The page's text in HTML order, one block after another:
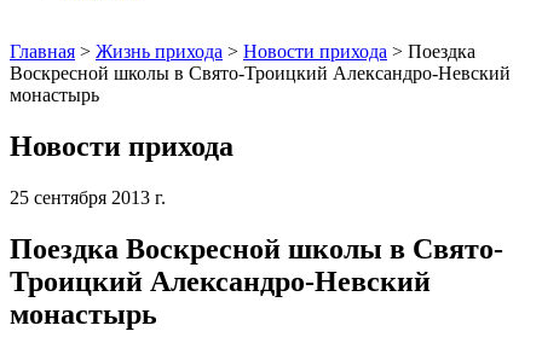
Главная > Жизнь прихода > Новости прихода > Поездка
Воскресной школы в Свято-Троицкий Александро-Невский
монастырь
Новости прихода
25 сентября 2013 г.
Поездка Воскресной школы в Свято-
Троицкий Александро-Невский
монастырь